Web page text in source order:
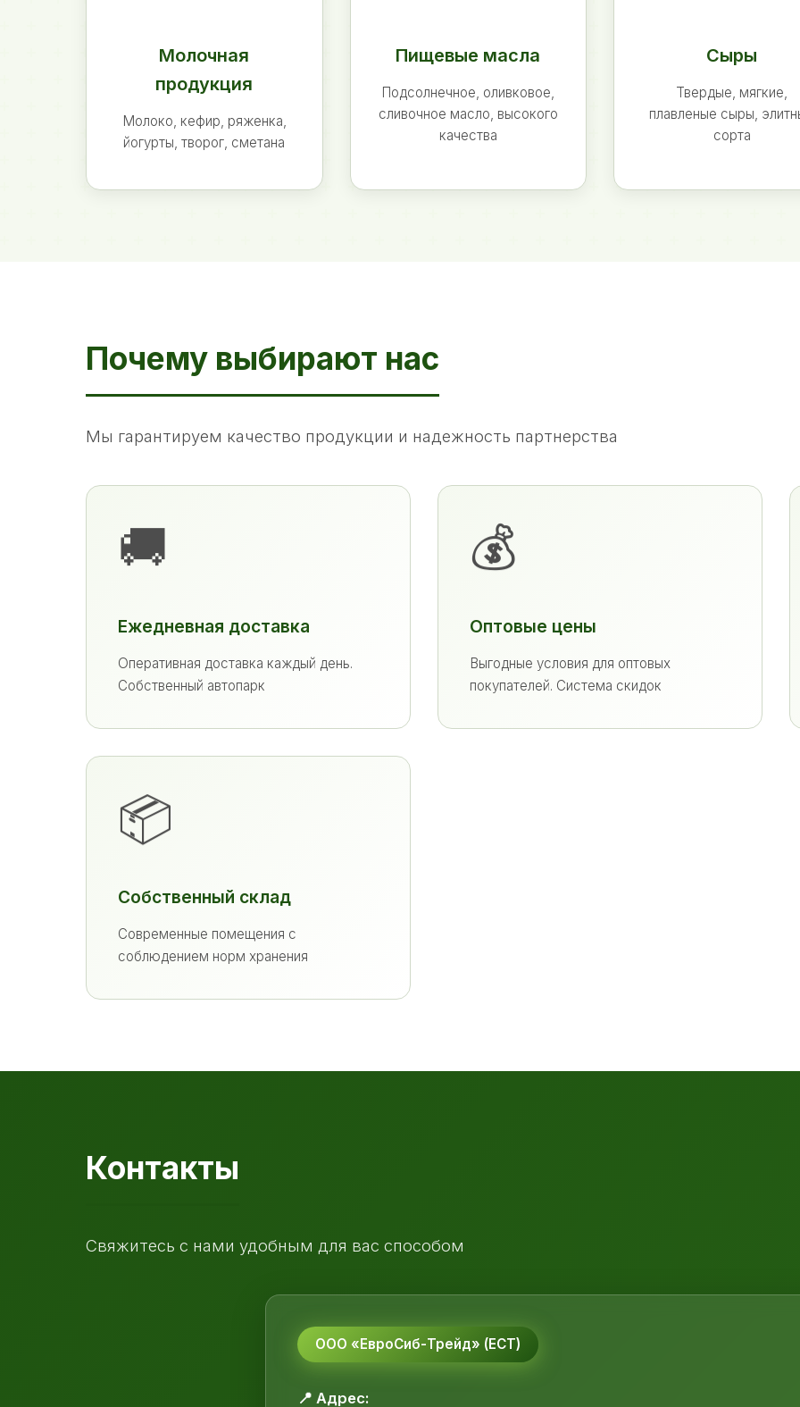
Молочная
продукция
Молоко, кефир, ряженка,
йогурты, творог, сметана
Пищевые масла
Подсолнечное, оливковое,
сливочное масло, высокого
качества
Сыры
Твердые, мягкие,
плавленые сыры,
сорта
Почему выбирают нас
Мы гарантируем качество продукции и надежность партнерства
🚚
Ежедневная доставка
Оперативная доставка каждый день.
Собственный автопарк
💰
Оптовые цены
Выгодные условия для оптовых
покупателей. Система скидок
📦
Собственный склад
Современные помещения с
соблюдением норм хранения
Контакты
Свяжитесь с нами удобным для вас способом
ООО «ЕвроСиб-Трейд» (ЕСТ)
📍 Адрес: